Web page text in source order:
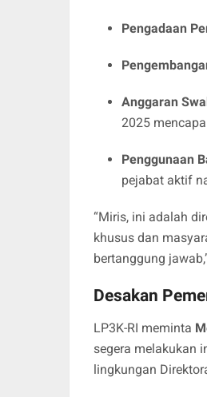
Pengadaan
Anggaran
2025
Penggunaan
pejabat aktif
“Miris, ini adalah
khusus dan
bertanggung
Desakan
LP3K-RI meminta
segera melakukan
lingkungan